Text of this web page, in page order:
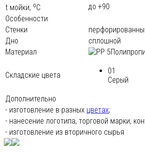
t мoйки, oС
до +90
Особенности
Стенки
Дно
сплошной
Материал
Складские цвета
01
Серый
Дополнительно
- изготовление в разных цветах;
- нанесение логотипа, торговой марки,
- изготовление из вторичного сырья